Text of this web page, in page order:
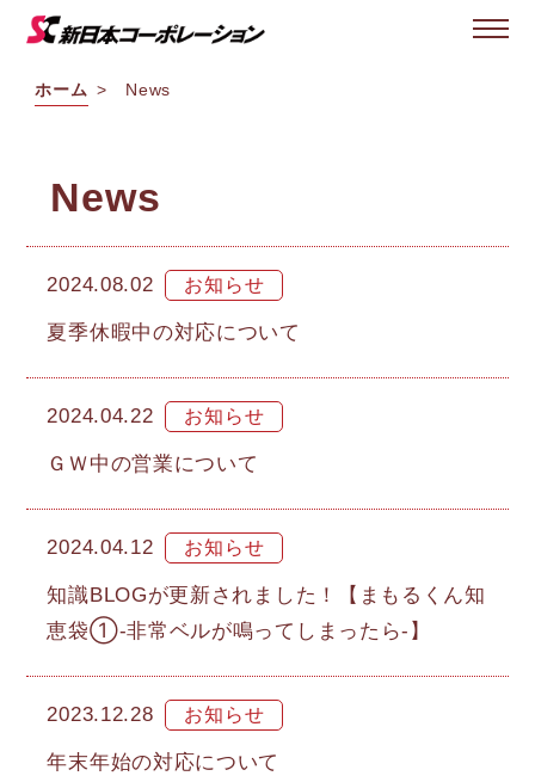
ホーム News
News
2024.08.02
夏季休暇中の対応について
2024.04.22
ＧＷ中の営業について
2024.04.12
知識BLOGが更新されました！【まもるくん知
恵袋①-非常ベルが鳴ってしまったら-】
2023.12.28
年末年始の対応について